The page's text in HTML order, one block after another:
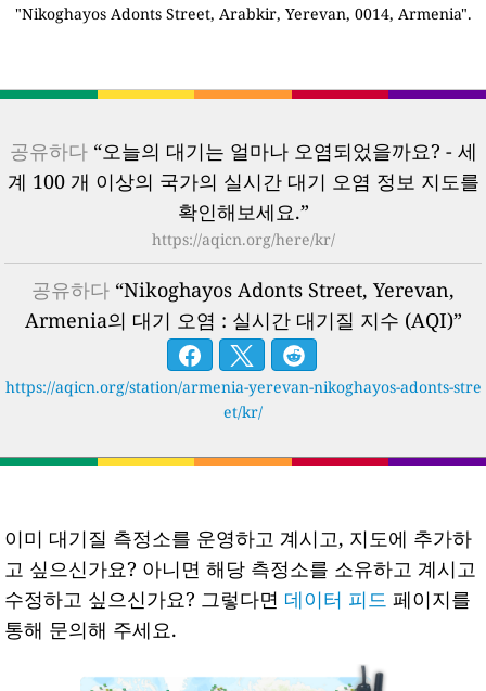
"Nikoghayos Adonts Street, Arabkir, Yerevan, 0014, Armenia".
공유하다“오늘의 대기는 얼마나 오염되었을까요? - 세
계 100 개 이상의 국가의 실시간 대기 오염 정보 지도를
확인해보세요.”
https://aqicn.org/here/kr/
공유하다 “Nikoghayos Adonts Street, Yerevan,
Armenia의 대기 오염 : 실시간 대기질 지수 (AQI)”
https://aqicn.org/station/armenia-yerevan-nikoghayos-adonts-stre
et/kr/
이미 대기질 측정소를 운영하고 계시고, 지도에 추가하
고 싶으신가요? 아니면 해당 측정소를 소유하고 계시고
수정하고 싶으신가요? 그렇다면 데이터 피드 페이지를
통해 문의해 주세요.